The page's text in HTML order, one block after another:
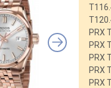
PRX
PRX
PRX
PRX
PRX